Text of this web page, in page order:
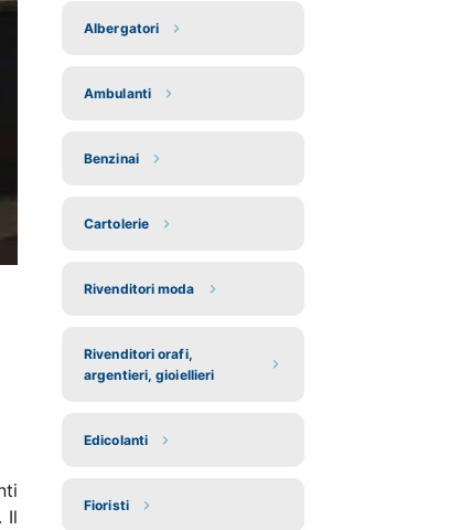
Il
Albergatori
Ambulanti
Benzinai
Cartolerie
Rivenditori moda
Rivenditori orafi,
argentieri, gioiellieri
Edicolanti
Fioristi